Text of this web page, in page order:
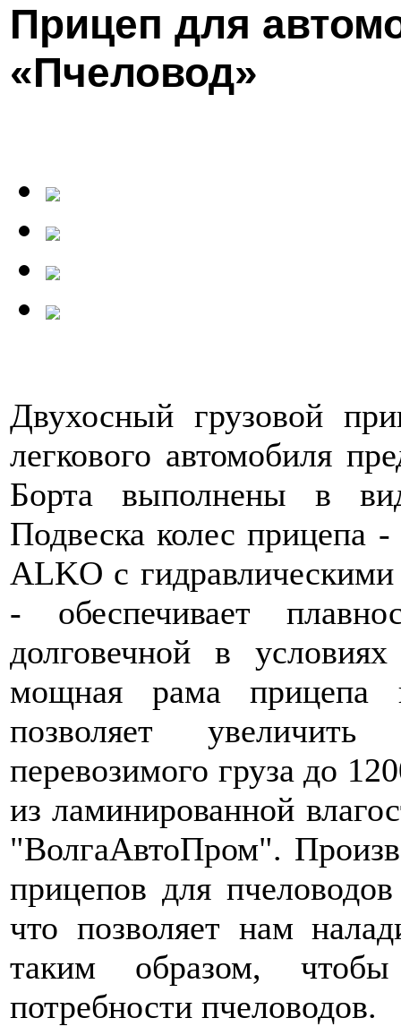
Прицеп для
«Пчеловод»
Двухосный грузовой
легкового автомобиля
Борта выполнены в
Подвеска колес прицепа
ALKO с
- обеспечивает
долговечной в
мощная рама прицепа
позволяет
перевозимого груза до
из ламинированной
"ВолгаАвтоПром".
прицепов для
что позволяет нам
таким образом, чтобы
потребности пчеловодов.